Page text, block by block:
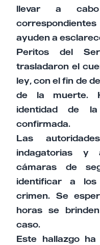
llevar a cabo
ayuden a
Peritos del
trasladaron el
ley, con el fin de
de la muerte.
identidad de
confirmada.
Las
indagatorias y
cámaras de
identificar a los
crimen. Se
horas se
caso.
Este hallazgo ha